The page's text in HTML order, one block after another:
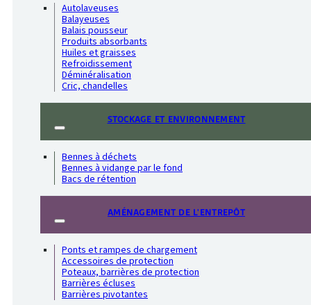
Autolaveuses
Balayeuses
Balais pousseur
Produits absorbants
Huiles et graisses
Refroidissement
Déminéralisation
Cric, chandelles
STOCKAGE ET ENVIRONNEMENT
Bennes à déchets
Bennes à vidange par le fond
Bacs de rétention
AMÉNAGEMENT DE L'ENTREPÔT
Ponts et rampes de chargement
Accessoires de protection
Poteaux, barrières de protection
Barrières écluses
Barrières pivotantes